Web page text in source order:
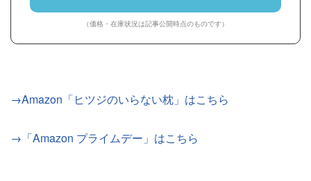
（価格・在庫状況は記事公開時点のものです）
→Amazon「ヒツジのいらない枕」はこちら
→「Amazon プライムデー」はこちら